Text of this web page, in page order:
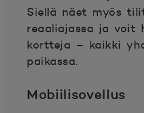
Siellä näet myös
reaaliajassa ja voit
kortteja – kaikki
paikassa.
Mobiilisovellus